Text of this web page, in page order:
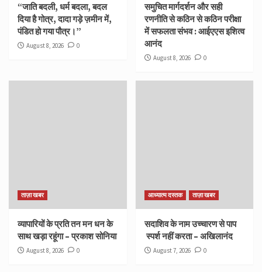
“जाति बदली, धर्म बदला, बदल
दिया है गोत्र, दादा गड़े ज़मीन में,
पंडित हो गया पौत्र।”
August 8, 2026 0
समुचित मार्गदर्शन और सही
रणनीति से कठिन से कठिन परीक्षा
में सफलता संभव : आईएएस इशित्व
आनंद
August 8, 2026 0
ताज़ा खबर
व्यापारियों के प्रति तन मन धन के
साथ खड़ा रहूंगा – प्रकाश सोनिया
August 8, 2026 0
आध्यात्म दस्तक ताज़ा खबर
सदाशिव के नाम उच्चारण से पाप
स्पर्श नहीं करता – अखिलानंद
August 7, 2026 0